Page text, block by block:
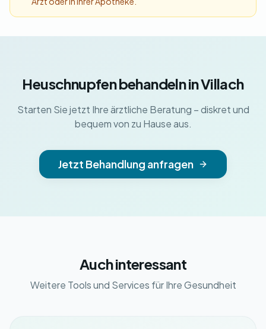
Heuschnupfen behandeln in Villach
Starten Sie jetzt Ihre ärztliche Beratung – diskret und
bequem von zu Hause aus.
Jetzt Behandlung anfragen
Auch interessant
Weitere Tools und Services für Ihre Gesundheit